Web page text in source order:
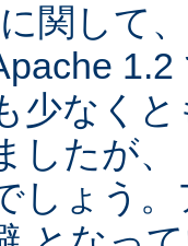
関して
少なく
したが
しょう